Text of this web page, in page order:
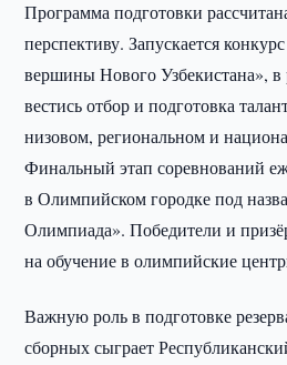
Программа подготовки
перспективу. Запускается
вершины Нового Узбекистана», в
вестись отбор и подготовка
низовом, региональном и
Финальный этап соревнований
в Олимпийском городке под
Олимпиада». Победители и
на обучение в олимпийские
Важную роль в подготовке
сборных сыграет